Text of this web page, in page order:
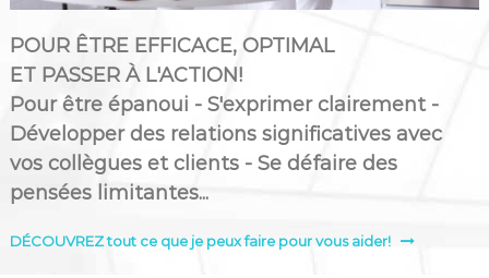
POUR ÊTRE EFFICACE, OPTIMAL
ET PASSER À L'ACTION!
Pour être épanoui - S'exprimer clairement -
Développer des relations significatives avec
vos collègues et clients - Se défaire des
pensées limitantes...
DÉCOUVREZ tout ce que je peux faire pour vous aider!